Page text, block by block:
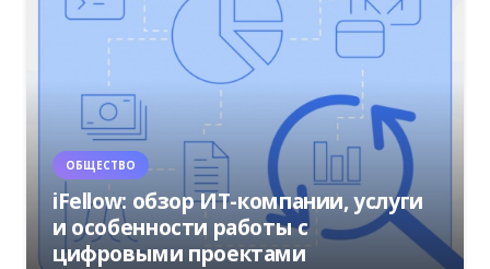
ОБЩЕСТВО
iFellow: обзор ИТ-компании, услуги
и особенности работы с
цифровыми проектами